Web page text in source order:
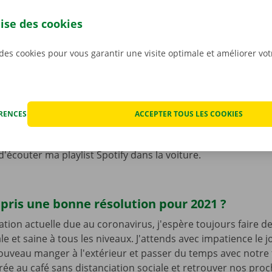
préférez-vous lorsque vous travaillez ?
Une semaine Studio Brussels par exemple et la semaine
du programme de la radio. Dans la vie de tous les
ma playlist Spotify dans la voiture.
une bonne résolution pour 2021 ?
actuelle due au coronavirus, j'espère toujours faire
et saine à tous les niveaux. J'attends avec impatience le
manger à l'extérieur et passer du temps avec notre
au café sans distanciation sociale et retrouver nos
des cookies
cookies pour vous garantir une visite optimale et améliorer
ACCEPTER TOUS LES COOKIES